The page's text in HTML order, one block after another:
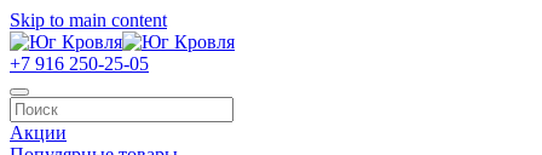
Skip to main content
+7 916 250-25-05
Акции